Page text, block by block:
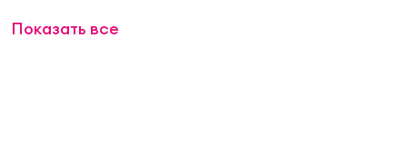
также лакированную древесину. Также допускает
Показать все